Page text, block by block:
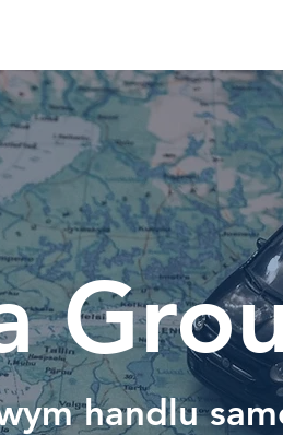
handlu